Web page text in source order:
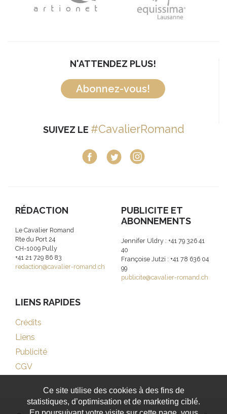
N'ATTENDEZ PLUS!
Abonnez-vous!
SUIVEZ LE #CavalierRomand
RÉDACTION
Le Cavalier Romand
Rte du Port 24
CH-1009 Pully
+41 21 729 86 83
redaction@cavalier-romand.ch
PUBLICITE ET
ABONNEMENTS
Jennifer Uldry : +41 79 326 41
40
Françoise Jutzi : +41 78 636 04
99
publicite@cavalier-romand.ch
LIENS RAPIDES
Crédits
Liens
Publicité
CGV
Ce site utilise des cookies à des fins de
statistiques, d’optimisation et de marketing ciblé.